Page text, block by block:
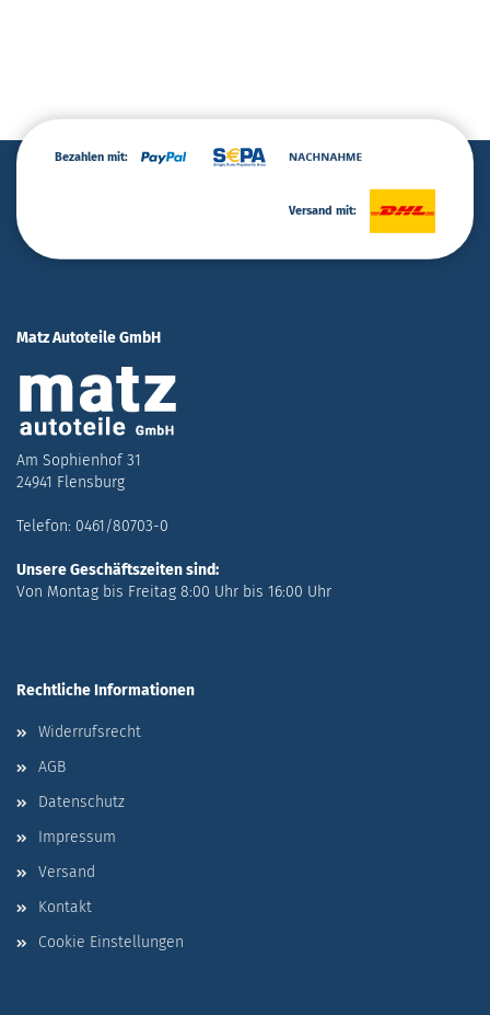
Bezahlen mit:
Versand mit:
Matz Autoteile GmbH
Am Sophienhof 31
24941 Flensburg
Telefon: 0461/80703-0
Unsere Geschäftszeiten sind:
Von Montag bis Freitag 8:00 Uhr bis 16:00 Uhr
Rechtliche Informationen
Widerrufsrecht
AGB
Datenschutz
Impressum
Versand
Kontakt
Cookie Einstellungen